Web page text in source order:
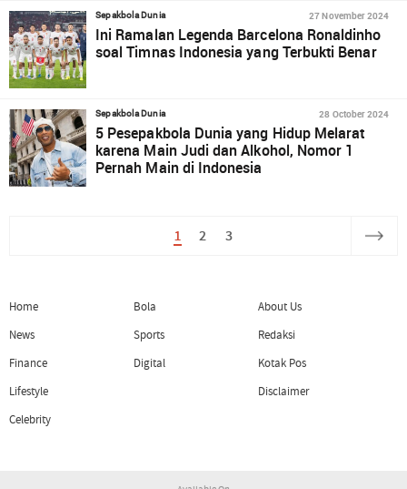
Sepakbola Dunia 27 November 2024
Ini Ramalan Legenda Barcelona Ronaldinho
soal Timnas Indonesia yang Terbukti Benar
Sepakbola Dunia 28 October 2024
5 Pesepakbola Dunia yang Hidup Melarat
karena Main Judi dan Alkohol, Nomor 1
Pernah Main di Indonesia
1 2 3
Home
News
Finance
Lifestyle
Celebrity
Bola
Sports
Digital
About Us
Redaksi
Kotak Pos
Disclaimer